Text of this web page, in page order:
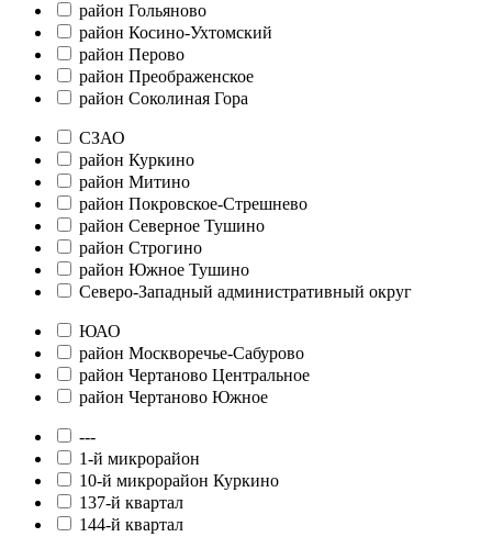
район Гольяново
район Косино-Ухтомский
район Перово
район Преображенское
район Соколиная Гора
СЗАО
район Куркино
район Митино
район Покровское-Стрешнево
район Северное Тушино
район Строгино
район Южное Тушино
Северо-Западный административный округ
ЮАО
район Москворечье-Сабурово
район Чертаново Центральное
район Чертаново Южное
---
1-й микрорайон
10-й микрорайон Куркино
137-й квартал
144-й квартал